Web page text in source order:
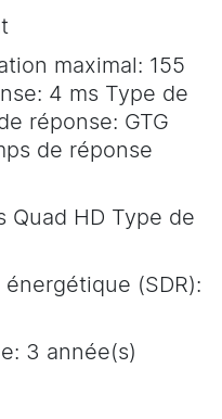
maximal: 155
4 ms Type de
réponse: GTG
de réponse
Quad HD Type de
(SDR):
3 année(s)